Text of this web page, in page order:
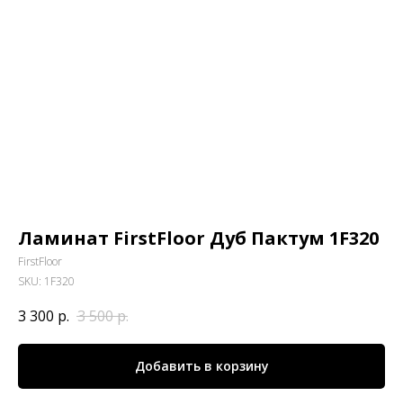
Ламинат FirstFloor Дуб Пактум 1F320
FirstFloor
SKU: 1F320
3 300 р. 3 500р.
Добавить в корзину